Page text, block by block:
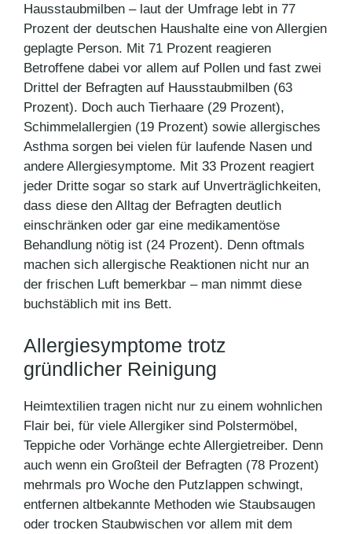
Hausstaubmilben – laut der Umfrage lebt in 77
Prozent der deutschen Haushalte eine von Allergien
geplagte Person. Mit 71 Prozent reagieren
Betroffene dabei vor allem auf Pollen und fast zwei
Drittel der Befragten auf Hausstaubmilben (63
Prozent). Doch auch Tierhaare (29 Prozent),
Schimmelallergien (19 Prozent) sowie allergisches
Asthma sorgen bei vielen für laufende Nasen und
andere Allergiesymptome. Mit 33 Prozent reagiert
jeder Dritte sogar so stark auf Unverträglichkeiten,
dass diese den Alltag der Befragten deutlich
einschränken oder gar eine medikamentöse
Behandlung nötig ist (24 Prozent). Denn oftmals
machen sich allergische Reaktionen nicht nur an
der frischen Luft bemerkbar – man nimmt diese
buchstäblich mit ins Bett.
Allergiesymptome trotz
gründlicher Reinigung
Heimtextilien tragen nicht nur zu einem wohnlichen
Flair bei, für viele Allergiker sind Polstermöbel,
Teppiche oder Vorhänge echte Allergietreiber. Denn
auch wenn ein Großteil der Befragten (78 Prozent)
mehrmals pro Woche den Putzlappen schwingt,
entfernen altbekannte Methoden wie Staubsaugen
oder trocken Staubwischen vor allem mit dem